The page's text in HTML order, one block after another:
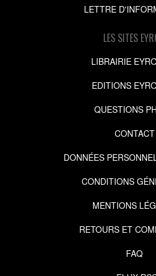
LETTRE
LES SITES
LIBRAIRIE
EDITIONS
QUESTIONS
CONTACT
DONNÉES
CONDITIONS
MENTIONS
RETOURS ET
FAQ